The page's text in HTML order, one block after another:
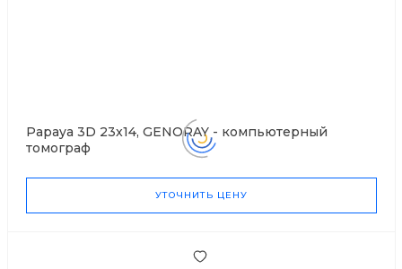
Papaya 3D 23x14, GENORAY - компьютерный
томограф
УТОЧНИТЬ ЦЕНУ